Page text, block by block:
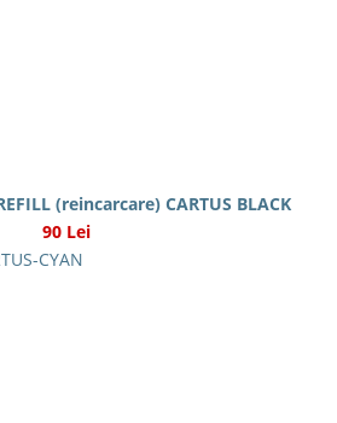
(reincarcare) CARTUS BLACK
90 Lei